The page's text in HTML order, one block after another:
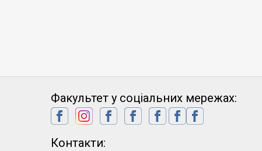
Факультет у соціальних мережах:
Контакти: